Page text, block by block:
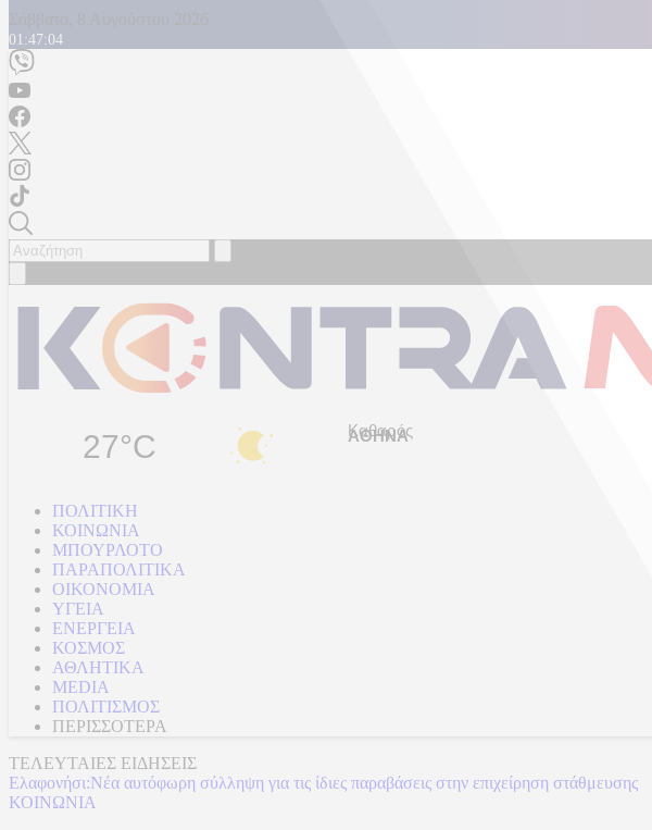
01:47:08
27°C Καθαρός
ΠΟΛΙΤΙΚΗ
ΚΟΙΝΩΝΙΑ
ΜΠΟΥΡΛΟΤΟ
ΠΑΡΑΠΟΛΙΤΙΚΑ
ΟΙΚΟΝΟΜΙΑ
ΥΓΕΙΑ
ΕΝΕΡΓΕΙΑ
ΚΟΣΜΟΣ
ΑΘΛΗΤΙΚΑ
MEDIA
ΠΟΛΙΤΙΣΜΟΣ
ΠΕΡΙΣΣΟΤΕΡΑ
ΤΕΛΕΥΤΑΙΕΣ ΕΙΔΗΣΕΙΣ
Ελαφονήσι:Νέα αυτόφωρη σύλληψη για τις ίδιες παραβάσεις στην επιχείρηση στάθμευσης
ΚΟΙΝΩΝΙΑ